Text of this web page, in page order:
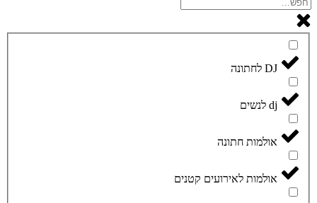
DJ לחתונה
dj לנשים
אולמות חתונה
אולמות לאירועים קטנים